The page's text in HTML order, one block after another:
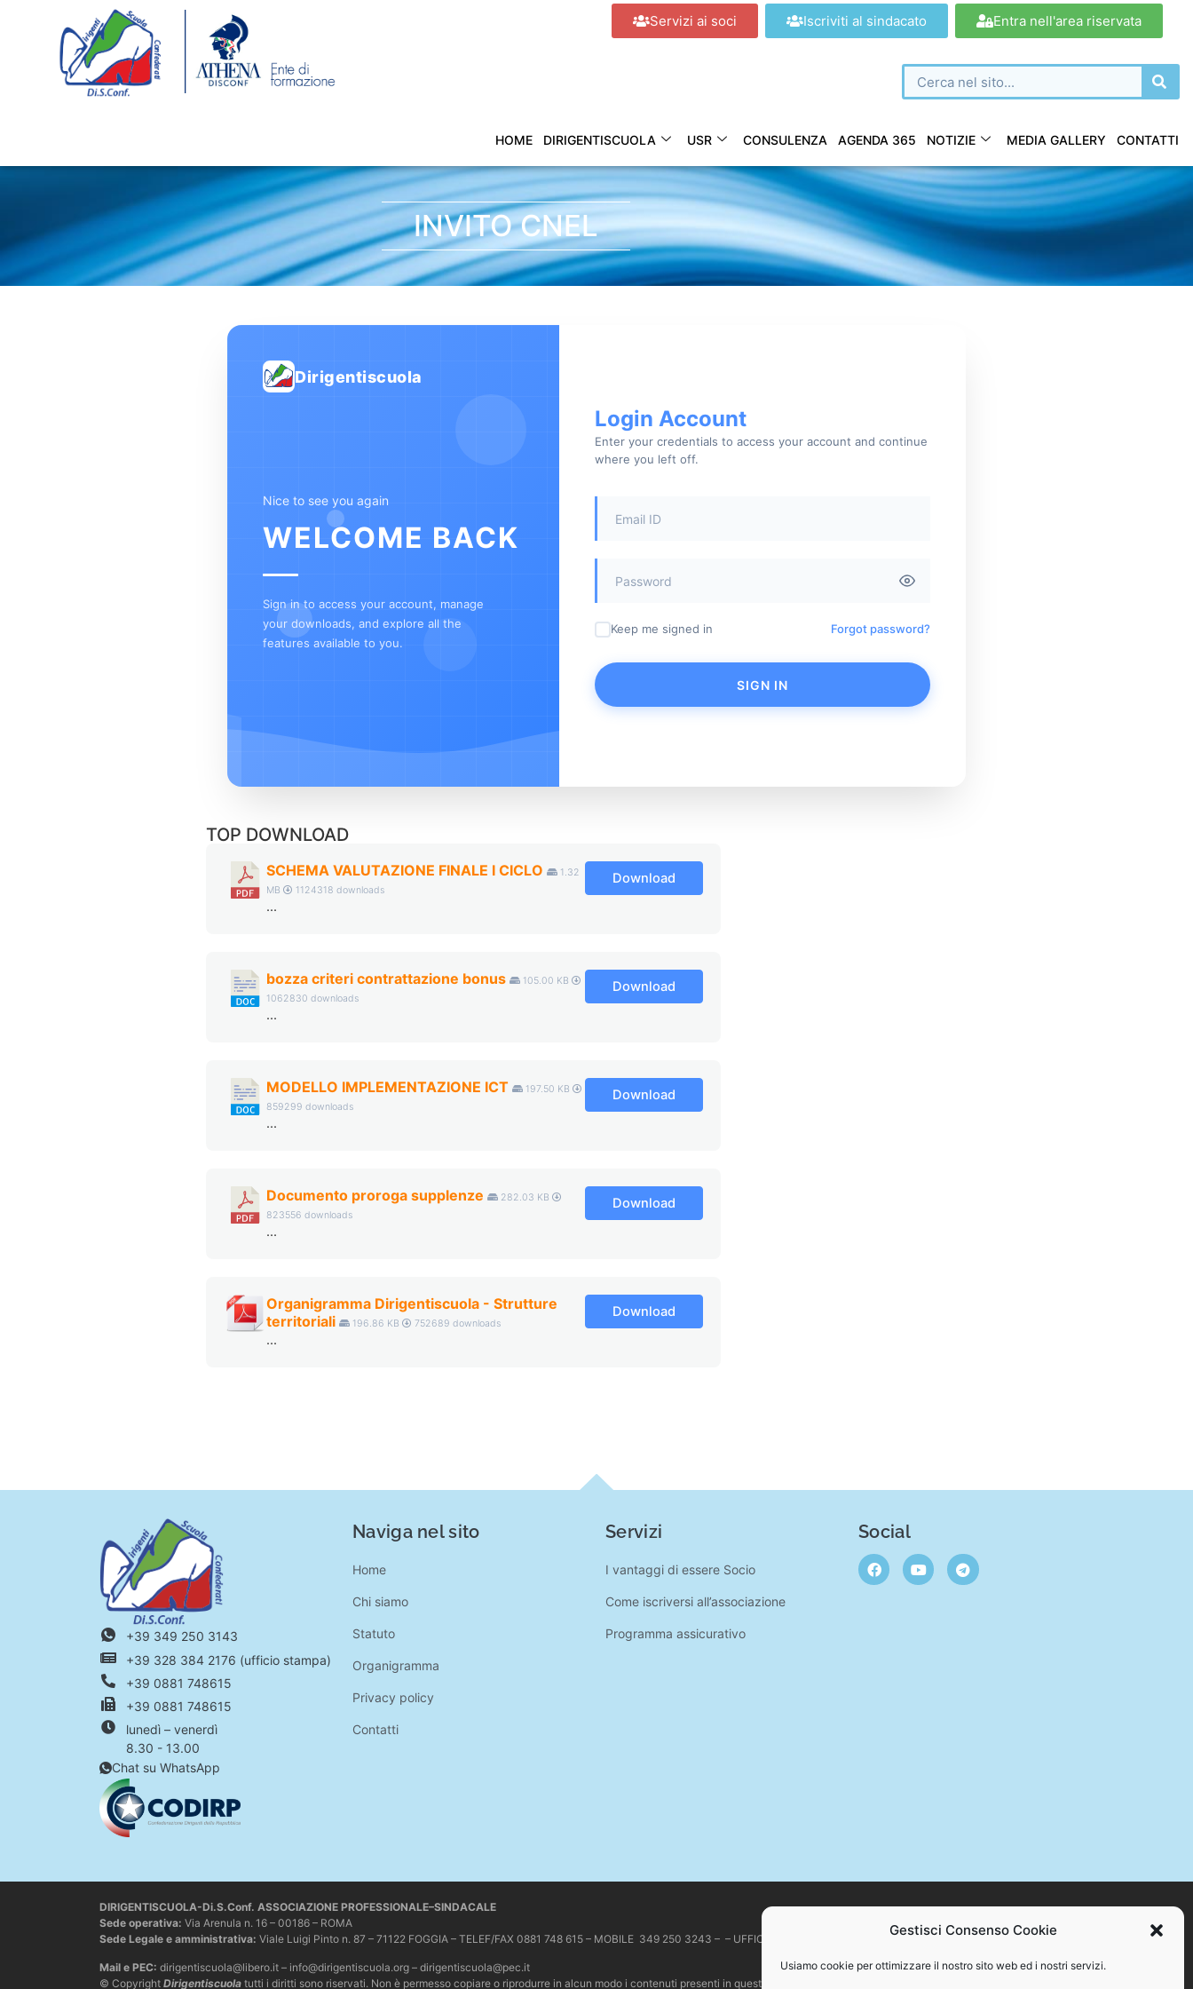
Gestisci Consenso Cookie
Usiamo cookie per ottimizzare il nostro sito web ed i nostri servizi.
Servizi ai soci Iscriviti al sindacato Entra nell'area riservata
HOME DIRIGENTISCUOLA USR CONSULENZA AGENDA 365 NOTIZIE MEDIA GALLERY CONTATTI
INVITO CNEL
Dirigentiscuola
Nice to see you again
WELCOME BACK
Sign in to access your account, manage
your downloads, and explore all the
features available to you.
Login Account
Enter your credentials to access your account and continue
where you left off.
Keep me signed in Forgot password?
SIGN IN
TOP DOWNLOAD
SCHEMA VALUTAZIONE FINALE I CICLO
1.32
MB
1124318 downloads
...
Download
bozza criteri contrattazione bonus
105.00 KB
1062830 downloads
...
Download
MODELLO IMPLEMENTAZIONE ICT
197.50 KB
859299 downloads
...
Download
Documento proroga supplenze
282.03 KB
823556 downloads
...
Download
Organigramma Dirigentiscuola - Strutture
territoriali
196.86 KB 752689 downloads
...
Download
+39 349 250 3143
+39 328 384 2176 (ufficio stampa)
+39 0881 748615
+39 0881 748615
lunedì – venerdì
8.30 - 13.00
Chat su WhatsApp
Naviga nel sito
Home
Chi siamo
Statuto
Organigramma
Privacy policy
Contatti
Servizi
I vantaggi di essere Socio
Come iscriversi all’associazione
Programma assicurativo
Social
DIRIGENTISCUOLA-Di.S.Conf. ASSOCIAZIONE PROFESSIONALE–SINDACALE
Sede operativa: Via Arenula n. 16 – 00186 – ROMA
Sede Legale e amministrativa: Viale Luigi Pinto n. 87 – 71122 FOGGIA – TELEF/FAX 0881 748 615 – MOBILE 349 250 3243 – – UFFICIO STAMPA +39 328 384 2176 – C.F. 94086870717
Mail e PEC: dirigentiscuola@libero.it – info@dirigentiscuola.org – dirigentiscuola@pec.it
© Copyright Dirigentiscuola tutti i diritti sono riservati. Non è permesso copiare o riprodurre in alcun modo i contenuti presenti in questo sito se non con espresso consenso scritto del proprietario.